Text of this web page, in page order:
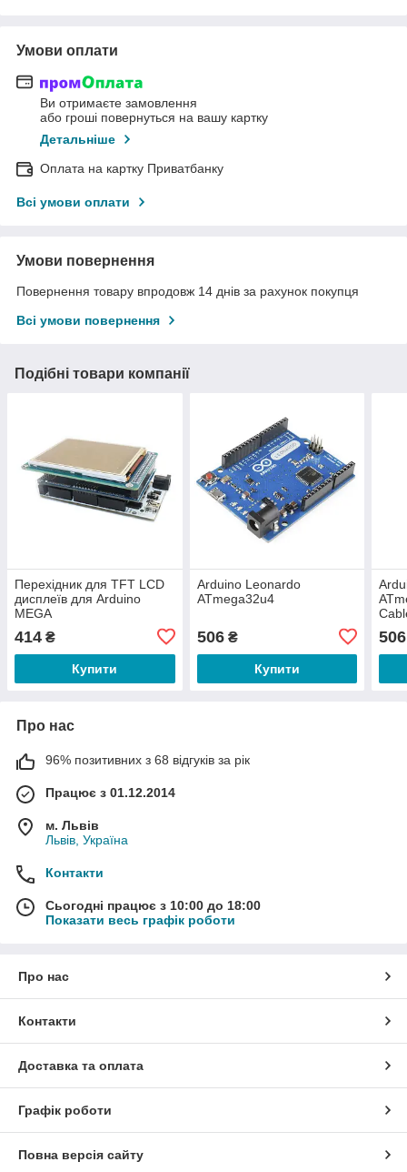
Умови оплати
Ви отримаєте замовлення
або гроші повернуться на вашу картку
Детальніше
Оплата на картку Приватбанку
Всі умови оплати
Умови повернення
Повернення товару впродовж 14 днів за рахунок покупця
Всі умови повернення
Подібні товари компанії
Перехідник для TFT LCD
дисплеїв для Arduino
MEGA
414 ₴
Купити
Arduino Leonardo
ATmega32u4
506₴
Купити
506
Про нас
96% позитивних з 68 відгуків за рік
Працює з 01.12.2014
м. Львів
Львів, Україна
Контакти
Сьогодні працює з 10:00 до 18:00
Показати весь графік роботи
Про нас
Контакти
Доставка та оплата
Графік роботи
Повна версія сайту